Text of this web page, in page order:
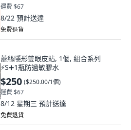
運費 $67
8/22 預計送達
免費退貨
蕾絲隱形雙眼皮貼, 1個, 組合系列
⚡️S➕1瓶防過敏膠水
$250 ($250.00/1個)
運費 $67
8/12 星期三 預計送達
免費退貨